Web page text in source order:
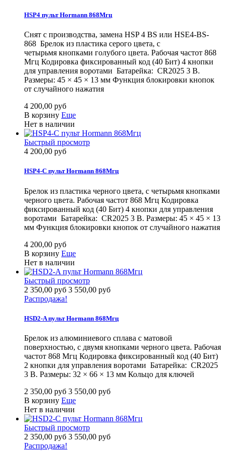
HSP4 пульт Hormann 868Мгц
Снят с производства, замена HSP 4 BS или HSE4-BS-
868 Брелок из пластика серого цвета, с
четырьмя кнопками голубого цвета. Рабочая частот 868
Мгц Кодировка фиксированный код (40 Бит) 4 кнопки
для управления воротами Батарейка: CR2025 3 В.
Размеры: 45 × 45 × 13 мм Функция блокировки кнопок
от случайного нажатия
4 200,00 руб
В корзину Еще
Нет в наличии
Быстрый просмотр
4 200,00 руб
HSP4-C пульт Hormann 868Мгц
Брелок из пластика черного цвета, с четырьмя кнопками
черного цвета. Рабочая частот 868 Мгц Кодировка
фиксированный код (40 Бит) 4 кнопки для управления
воротами Батарейка: CR2025 3 В. Размеры: 45 × 45 × 13
мм Функция блокировки кнопок от случайного нажатия
4 200,00 руб
В корзину Еще
Нет в наличии
Быстрый просмотр
2 350,00 руб 3 550,00 руб
Распродажа!
HSD2-A пульт Hormann 868Мгц
Брелок из алюминиевого сплава с матовой
поверхностью, с двумя кнопками черного цвета. Рабочая
частот 868 Мгц Кодировка фиксированный код (40 Бит)
2 кнопки для управления воротами Батарейка: CR2025
3 B. Размеры: 32 × 66 × 13 мм Кольцо для ключей
2 350,00 руб 3 550,00 руб
В корзину Еще
Нет в наличии
Быстрый просмотр
2 350,00 руб 3 550,00 руб
Распродажа!